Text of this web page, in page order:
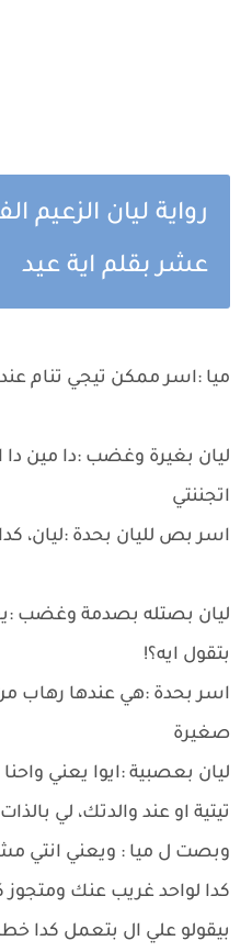
رواية ليان
عشر بقلم اية عيد
ميا :اسر ممكن تيجي تنام
ليان بغيرة وغضب :دا مين دا
اتجننتي
اسر بص لليان بحدة :ليان،
ليان بصتله بصدمة وغضب
بتقول ايه؟!
اسر بحدة :هي عندها رهاب
صغيرة
ليان بعصبية :ايوا يعني
تيتية او عند والدتك، لي
وبصت ل ميا : ويعني انتي
كدا لواحد غريب عنك
بيقولو علي ال بتعمل كدا